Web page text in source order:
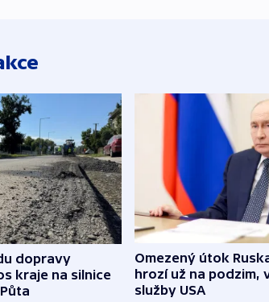
dopravy
kraje na silnice
Omezený útok
hrozí už na podzim,
služby USA